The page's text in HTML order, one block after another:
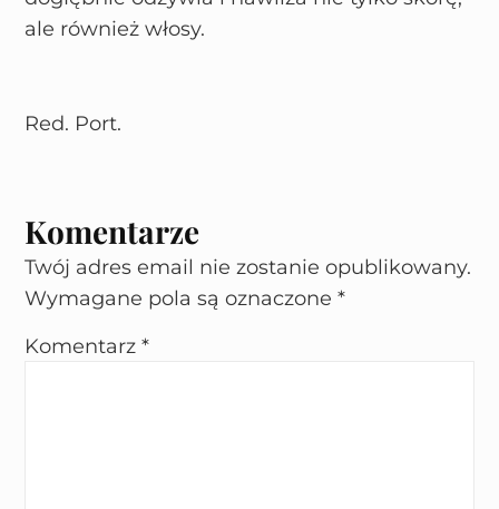
ale również włosy.
Red. Port.
Komentarze
Twój adres email nie zostanie opublikowany.
Wymagane pola są oznaczone*
Komentarz*